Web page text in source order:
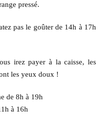
pressé.
pas le goûter de 14h à 17h
irez payer à la caisse, les
les yeux doux !
de 8h à 19h
à 16h